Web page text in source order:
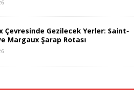
Çevresinde Gezilecek Yerler: Saint-
Margaux Şarap Rotası